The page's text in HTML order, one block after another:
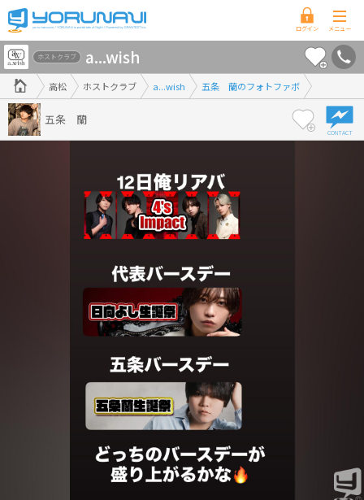
香
川
県
版
高松 ホストクラブ a...wish 五条 蘭のフォトファボ
ホストクラブ a...wish
五条 蘭